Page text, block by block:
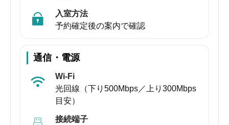
入室方法
予約確定後の案内で確認
通信・電源
Wi-Fi
光回線（下り500Mbps／上り300Mbps
目安）
接続端子